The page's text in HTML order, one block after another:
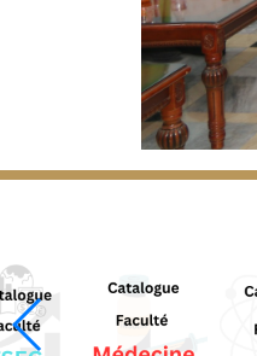
ضمن صالون